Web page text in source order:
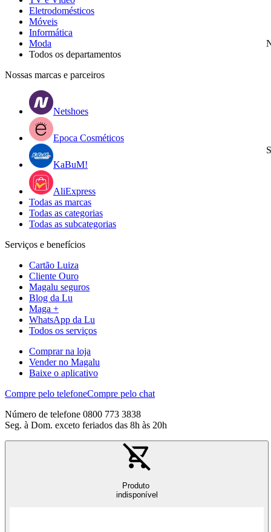
Eletrodomésticos
Móveis
Informática
Moda
Todos os departamentos
Nossas marcas e parceiros
Netshoes
Epoca Cosméticos
KaBuM!
AliExpress
Todas as marcas
Todas as categorias
Todas as subcategorias
Serviços e benefícios
Cartão Luiza
Cliente Ouro
Magalu seguros
Blog da Lu
Maga +
WhatsApp da Lu
Todos os serviços
Comprar na loja
Vender no Magalu
Baixe o aplicativo
Compre pelo telefoneCompre pelo chat
Número de telefone 0800 773 3838
Seg. à Dom. exceto feriados das 8h às 20h
Produto
indisponível